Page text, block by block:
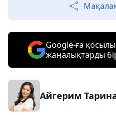
Google-ға
жаңалықтарды
Айгерим